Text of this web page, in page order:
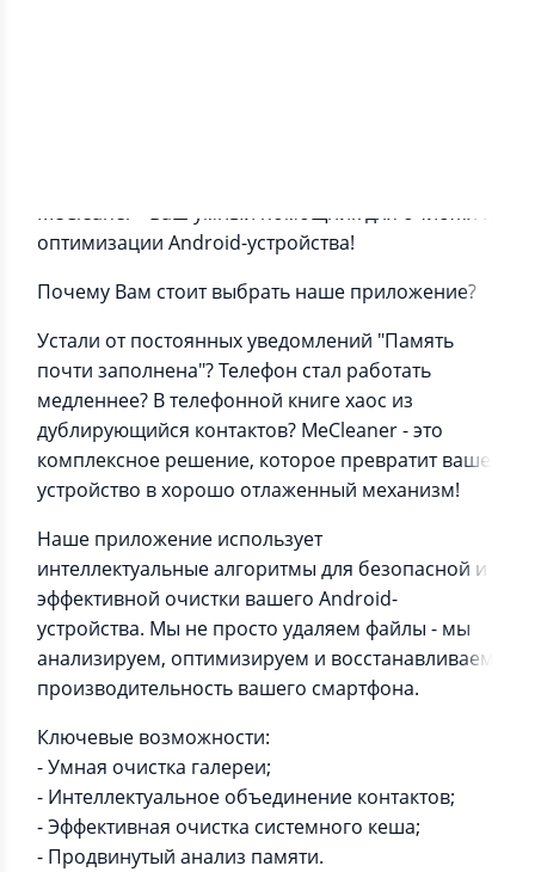
MeCleaner - Ваш умный помощник для очистки и
оптимизации Android-устройства!
Почему Вам стоит выбрать наше приложение?
Устали от постоянных уведомлений "Память
почти заполнена"? Телефон стал работать
медленнее? В телефонной книге хаос из
дублирующийся контактов? MeCleaner - это
комплексное решение, которое превратит ваше
устройство в хорошо отлаженный механизм!
Наше приложение использует
интеллектуальные алгоритмы для безопасной и
эффективной очистки вашего Android-
устройства. Мы не просто удаляем файлы - мы
анализируем, оптимизируем и восстанавливаем
производительность вашего смартфона.
Ключевые возможности:
- Умная очистка галереи;
- Интеллектуальное объединение контактов;
- Эффективная очистка системного кеша;
- Продвинутый анализ памяти.